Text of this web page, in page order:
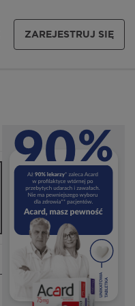
ZAREJESTRUJ SIĘ